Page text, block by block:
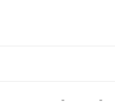
- -